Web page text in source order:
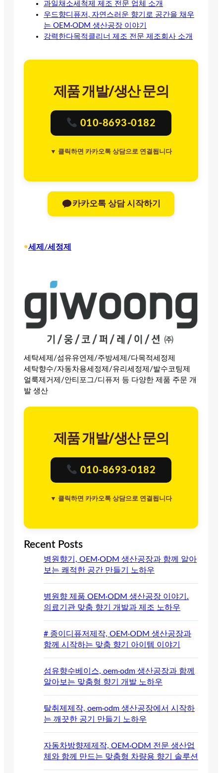
과일채소세척제 제조 전문 업체 소개
우드향디퓨저, 자연스러운 향기로 공간을 채우
는 OEM·ODM 생산공장 이야기
강력한다목적클리너 제조 전문 제조회사 소개
제품 개발/생산 문의
010-8693-0182
▼ 클릭하면 카카오톡 상담으로 연결됩니다
카카오톡 상담 시작하기
•세제/세정제
세탁세제/섬유유연제/주방세제/다목적세정제
세탁향수/자동차용세정제/유리세정제/발수코팅제
얼룩제거제/안티포그/디퓨저 등 다양한 제품 주문 개
발 생산
제품 개발/생산 문의
010-8693-0182
▼ 클릭하면 카카오톡 상담으로 연결됩니다
Recent Posts
병원향기, OEM·ODM 생산공장과 함께 알아
보는 쾌적한 공간 만들기 노하우
병원향 제품 OEM·ODM 생산공장 이야기.
의료기관 맞춤 향기 개발과 제조 노하우
# 종이디퓨저제작, OEM·ODM 생산공장과
함께 시작하는 맞춤 향기 아이템 이야기
섬유향수베이스, oem·odm 생산공장과 함께
알아보는 맞춤형 향기 개발 노하우
탈취제제작, oem·odm 생산공장에서 시작하
는 깨끗한 공기 만들기 노하우
자동차방향제제작, OEM·ODM 전문 생산업
체와 함께 만드는 맞춤형 차량용 향기 솔루션